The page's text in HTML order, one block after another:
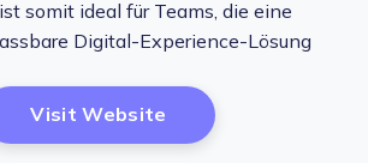
somit ideal für Teams, die eine
Digital-Experience-Lösung
Visit Website Opens New Window